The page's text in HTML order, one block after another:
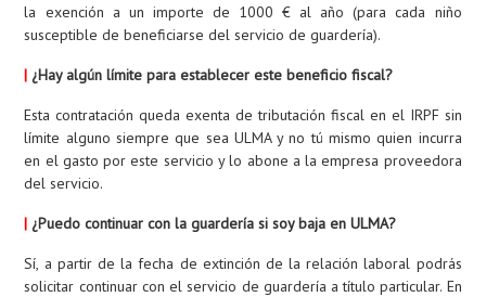
la exención a un importe de 1000 € al año (para cada niño
susceptible de beneficiarse del servicio de guardería).
| ¿Hay algún límite para establecer este beneficio fiscal?
Esta contratación queda exenta de tributación fiscal en el IRPF sin
límite alguno siempre que sea ULMA y no tú mismo quien incurra
en el gasto por este servicio y lo abone a la empresa proveedora
del servicio.
| ¿Puedo continuar con la guardería si soy baja en ULMA?
Sí, a partir de la fecha de extinción de la relación laboral podrás
solicitar continuar con el servicio de guardería a título particular. En